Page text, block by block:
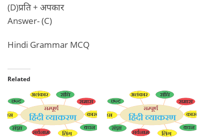
(D)प्रति + अपकार
Answer- (C)
Hindi Grammar MCQ
Related